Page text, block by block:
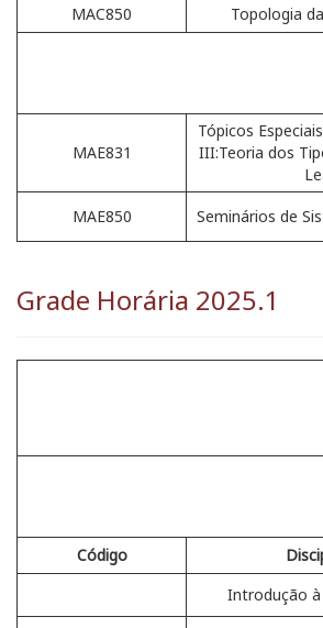
MAC850
Topologia
MAE831
Tópicos
III:Teoria dos
MAE850
Seminários de
Grade Horária 2025.1
Código
Introdução à